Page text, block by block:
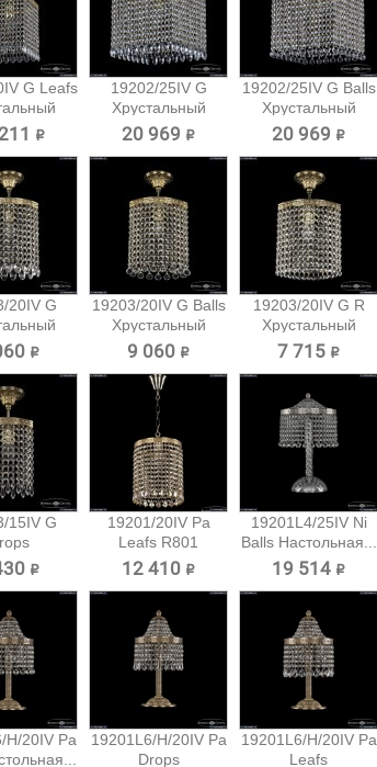
G Leafs
₽
19202/25IV G
Хрустальный
подвес...
20 969 ₽
19202/25IV G Balls
Хрустальный
подвес...
20 969 ₽
20IV G
₽
19203/20IV G Balls
Хрустальный
подвес...
9 060 ₽
19203/20IV G R
Хрустальный
подвес...
7 715 ₽
15IV G
₽
19201/20IV Pa
Leafs R801
Подвес...
12 410 ₽
19201L4/25IV Ni
Balls Настольная...
19 514 ₽
H/20IV Pa
19201L6/H/20IV Pa
Drops
19201L6/H/20IV Pa
Leafs